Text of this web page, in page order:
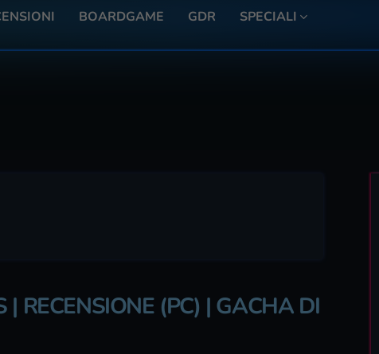
BOARDGAME GDR SPECIALI
RECENSIONE (PC) | GACHA DI